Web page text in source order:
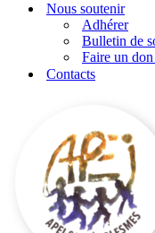
Nous soutenir
Adhérer
Bulletin de
Faire un
Contacts